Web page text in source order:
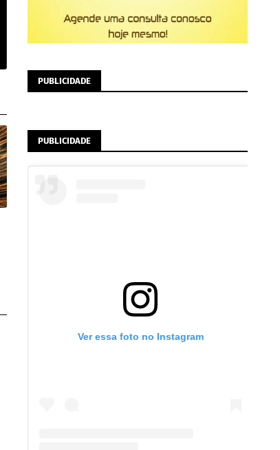
PUBLICIDADE
PUBLICIDADE
Ver essa foto no Instagram